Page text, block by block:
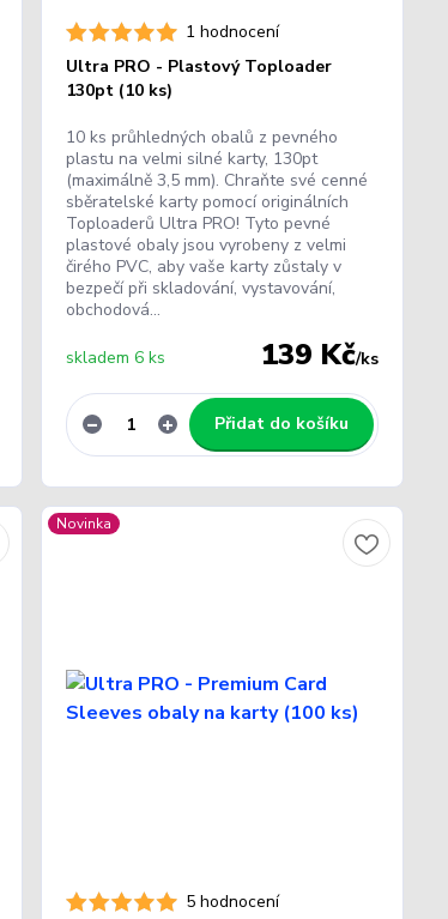
1 hodnocení
Ultra PRO - Plastový Toploader
130pt (10 ks)
10 ks průhledných obalů z pevného
plastu na velmi silné karty, 130pt
(maximálně 3,5 mm). Chraňte své cenné
sběratelské karty pomocí originálních
Toploaderů Ultra PRO! Tyto pevné
plastové obaly jsou vyrobeny z velmi
čirého PVC, aby vaše karty zůstaly v
bezpečí při skladování, vystavování,
obchodová...
139 Kč/ks
skladem 6 ks
Přidat do košíku
Novinka
5 hodnocení